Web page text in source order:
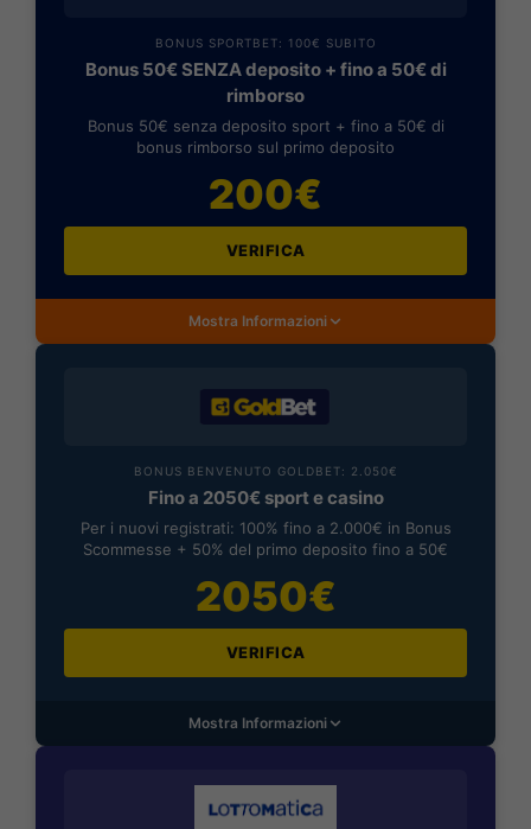
BONUS SPORTBET: 100€ SUBITO
Bonus 50€ SENZA deposito + fino a 50€ di
rimborso
Bonus 50€ senza deposito sport + fino a 50€ di
bonus rimborso sul primo deposito
200€
VERIFICA
Mostra Informazioni
BONUS BENVENUTO GOLDBET: 2.050€
Fino a 2050€ sport e casino
Per i nuovi registrati: 100% fino a 2.000€ in Bonus
Scommesse + 50% del primo deposito fino a 50€
2050€
VERIFICA
Mostra Informazioni